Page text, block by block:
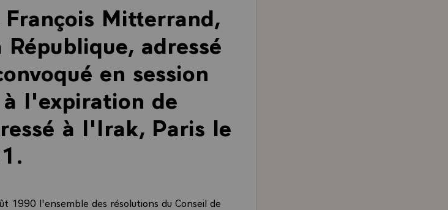
François Mitterrand,
adressé
en session
l'expiration de
à l'Irak, Paris le
1990 l'ensemble des résolutions du Conseil de